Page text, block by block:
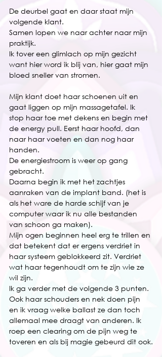
De deurbel gaat en daar staat mijn
volgende klant.
Samen lopen we naar achter naar mijn
praktijk.
Ik tover een glimlach op mijn gezicht
want hier word ik blij van, hier gaat mijn
bloed sneller van stromen.
Mijn klant doet haar schoenen uit en
gaat liggen op mijn massagetafel. Ik
stop haar toe met dekens en begin met
de energy pull. Eerst haar hoofd, dan
naar haar voeten en dan nog haar
handen.
De energiestroom is weer op gang
gebracht.
Daarna begin ik met het zachtjes
aanraken van de implant band. (het is
als het ware de harde schijf van je
computer waar ik nu alle bestanden
van schoon ga maken).
Mijn ogen beginnen heel erg te trillen en
dat betekent dat er ergens verdriet in
haar systeem geblokkeerd zit. Verdriet
wat haar tegenhoudt om te zijn wie ze
wil zijn.
Ik ga verder met de volgende 3 punten.
Ook haar schouders en nek doen pijn
en ik vraag welke ballast ze dan toch
allemaal mee draagt van anderen. Ik
roep een clearing om de pijn weg te
toveren en als bij magie gebeurd dit ook.